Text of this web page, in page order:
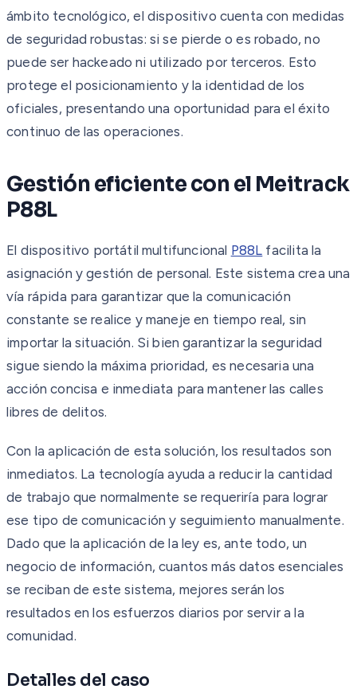
ámbito tecnológico, el dispositivo cuenta con medidas
de seguridad robustas: si se pierde o es robado, no
puede ser hackeado ni utilizado por terceros. Esto
protege el posicionamiento y la identidad de los
oficiales, presentando una oportunidad para el éxito
continuo de las operaciones.
Gestión eficiente con el Meitrack
P88L
El dispositivo portátil multifuncional P88L facilita la
asignación y gestión de personal. Este sistema crea una
vía rápida para garantizar que la comunicación
constante se realice y maneje en tiempo real, sin
importar la situación. Si bien garantizar la seguridad
sigue siendo la máxima prioridad, es necesaria una
acción concisa e inmediata para mantener las calles
libres de delitos.
Con la aplicación de esta solución, los resultados son
inmediatos. La tecnología ayuda a reducir la cantidad
de trabajo que normalmente se requeriría para lograr
ese tipo de comunicación y seguimiento manualmente.
Dado que la aplicación de la ley es, ante todo, un
negocio de información, cuantos más datos esenciales
se reciban de este sistema, mejores serán los
resultados en los esfuerzos diarios por servir a la
comunidad.
Detalles del caso